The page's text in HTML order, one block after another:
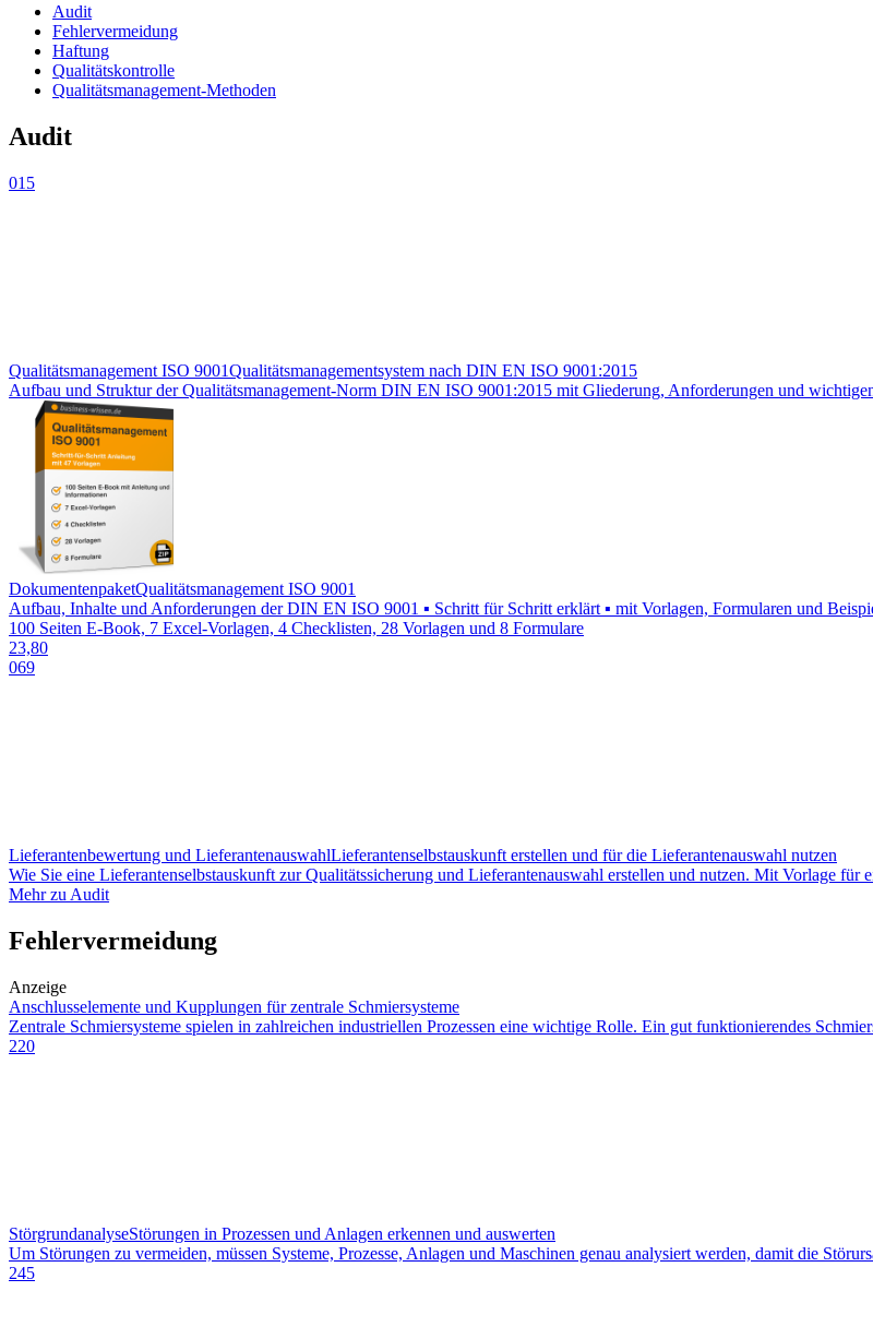
Audit
Fehlervermeidung
Haftung
Qualitätskontrolle
Qualitätsmanagement-Methoden
Audit
015
Qualitätsmanagement ISO 9001Qualitätsmanagementsystem nach DIN EN ISO 9001:2015
Aufbau und Struktur der Qualitätsmanagement-Norm DIN EN ISO 9001:2015 mit Gliederung, Anforderungen und
DokumentenpaketQualitätsmanagement ISO 9001
Aufbau, Inhalte und Anforderungen der DIN EN ISO 9001 ▪ Schritt für Schritt erklärt ▪ mit Vorlagen, Formularen und
100 Seiten E-Book, 7 Excel-Vorlagen, 4 Checklisten, 28 Vorlagen und 8 Formulare
23,80
069
Lieferantenbewertung und LieferantenauswahlLieferantenselbstauskunft erstellen und für die Lieferantenauswahl nutzen
Wie Sie eine Lieferantenselbstauskunft zur Qualitätssicherung und Lieferantenauswahl erstellen und nutzen. Mit Vorlage für
Mehr zu Audit
Fehlervermeidung
Anzeige
Anschlusselemente und Kupplungen für zentrale Schmiersysteme
Zentrale Schmiersysteme spielen in zahlreichen industriellen Prozessen eine wichtige Rolle. Ein gut funktionierendes
220
StörgrundanalyseStörungen in Prozessen und Anlagen erkennen und auswerten
Um Störungen zu vermeiden, müssen Systeme, Prozesse, Anlagen und Maschinen genau analysiert werden, damit die
245